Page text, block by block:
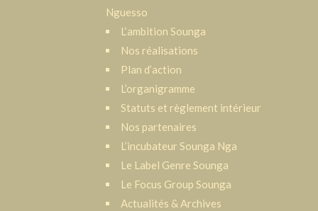
Nguesso
L‘ambition Sounga
Nos réalisations
Plan d’action
L’organigramme
Statuts et règlement intérieur
Nos partenaires
L’incubateur Sounga Nga
Le Label Genre Sounga
Le Focus Group Sounga
Actualités & Archives